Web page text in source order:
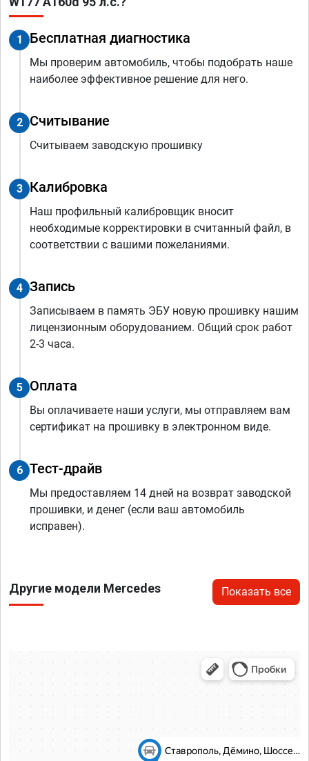
1 Бесплатная диагностика
Мы проверим автомобиль, чтобы подобрать наше
наиболее эффективное решение для него.
2 Считывание
Считываем заводскую прошивку
3 Калибровка
Наш профильный калибровщик вносит
необходимые корректировки в считанный файл, в
соответствии с вашими пожеланиями.
4 Запись
Записываем в память ЭБУ новую прошивку нашим
лицензионным оборудованием. Общий срок работ
2-3 часа.
5 Оплата
Вы оплачиваете наши услуги, мы отправляем вам
сертификат на прошивку в электронном виде.
6 Тест-драйв
Мы предоставляем 14 дней на возврат заводской
прошивки, и денег (если ваш автомобиль
исправен).
Другие модели Mercedes Показать все